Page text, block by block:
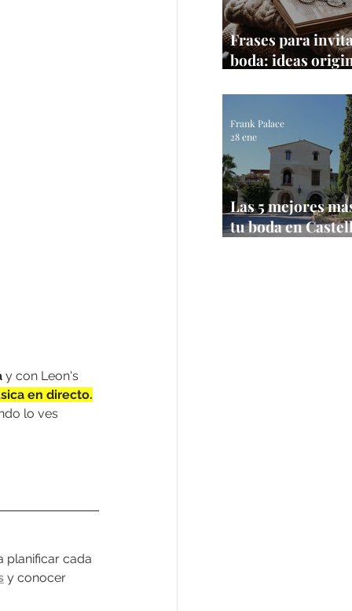
y con Leon's
en directo.
lo ves
planificar cada
y conocer
Frases para
boda: ideas
Las 5 mejores
tu boda en
Frank Palace
28 ene